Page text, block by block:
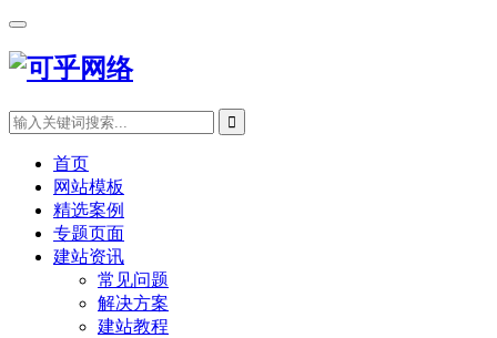
首页
网站模板
精选案例
专题页面
建站资讯
常见问题
解决方案
建站教程